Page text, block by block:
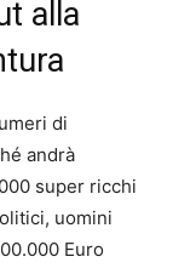
alla
di
andrà
super ricchi
uomini
Euro